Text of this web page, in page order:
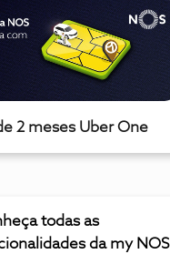
2 meses Uber One
todas as
da my NOS